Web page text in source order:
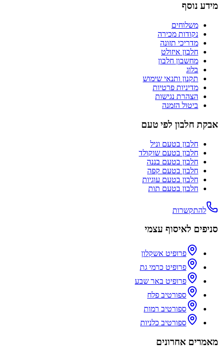
מידע נוסף
משלוחים
נקודות מכירה
מדריכי תזונה
חלבון איזולט
מחשבון חלבון
בלוג
תקנון ותנאי שימוש
מדיניות פרטיות
הצהרת נגישות
ביטול הזמנה
אבקת חלבון לפי טעם
חלבון בטעם וניל
חלבון בטעם שוקולד
חלבון בטעם בננה
חלבון בטעם קפה
חלבון בטעם עוגיות
חלבון בטעם תות
להתקשרות
סניפים לאיסוף עצמי
פרופיט אשקלון
פרופיט כרמי גת
פרופיט באר שבע
ספורטיב פלח
ספורטיב רמות
ספורטיב כלניות
מאמרים אחרונים